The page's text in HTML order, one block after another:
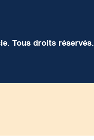
Tous droits réservés.